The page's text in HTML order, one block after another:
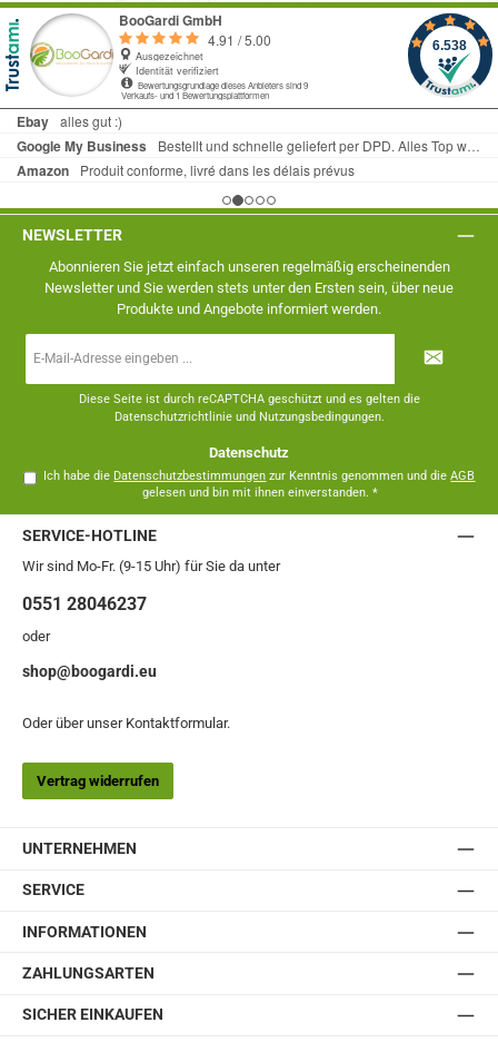
NEWSLETTER
Abonnieren Sie jetzt einfach unseren regelmäßig erscheinenden
Newsletter und Sie werden stets unter den Ersten sein, über neue
Produkte und Angebote informiert werden.
Mail-
Diese Seite ist durch reCAPTCHA geschützt und es gelten die
Datenschutzrichtlinieund Nutzungsbedingungen.
Datenschutz
Ich habe die Datenschutzbestimmungen zur Kenntnis genommen und dieAGB
gelesen und bin mit ihnen einverstanden. *
SERVICE-HOTLINE
Wir sind Mo-Fr. (9-15 Uhr) für Sie da unter
0551 28046237
oder
shop@boogardi.eu
Oder über unser Kontaktformular.
Vertrag widerrufen
UNTERNEHMEN
SERVICE
INFORMATIONEN
ZAHLUNGSARTEN
SICHER EINKAUFEN